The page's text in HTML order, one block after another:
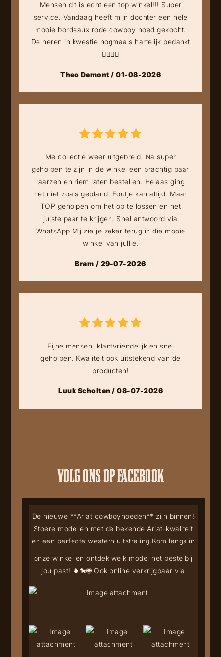
Mensen dit is echt een top winkel!!! Super
service. Vandaag heeft mijn dochter een hele
mooie bordeaux rode cowboy hoed gekocht.
De heren in kwestie nogmaals hartelijk bedankt
👍🏻👍🏻
Theo Demont / 01-08-2026
Me collectie weer uitgebreid. Na super
geholpen te zijn in de winkel een prachtig paar
laarzen en riem laten bestellen. Helaas ging
het niet zoals gepland. Foutje kan altijd. Maar
TOP geholpen om het op te lossen en het
juiste paar te krijgen. Snel antwoord via
WhatsApp Mij zie je zeker terug in die mooie
winkel van jullie.
Bram / 29-07-2026
Fijne mensen, klantvriendelijk en snel
geholpen. Kwaliteit ook uitstekend van de
producten!
Luuk Scholten / 08-07-2026
VOLG ONS OP FACEBOOK
De nieuwe **Ariat cowboyhoeden** zijn binnen!
Stoere modellen met de bekende Ariat-kwaliteit
en een perfecte western uitstraling.Kom langs in
onze winkel en ontdek welk model het beste bij
jou past! 🌵🐎🌐 Ook online verkrijgbaar via